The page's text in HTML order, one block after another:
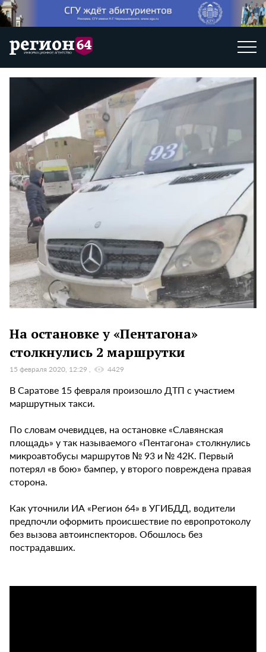
На остановке у «Пентагона»
столкнулись 2 маршрутки
15 февраля 2020, 12:29 4429
В Саратове 15 февраля произошло ДТП с участием
маршрутных такси.
По словам очевидцев, на остановке «Славянская
площадь» у так называемого «Пентагона» столкнулись
микроавтобусы маршрутов № 93 и № 42К. Первый
потерял «в бою» бампер, у второго повреждена правая
сторона.
Как уточнили ИА «Регион 64» в УГИБДД, водители
предпочли оформить происшествие по европротоколу
без вызова автоинспекторов. Обошлось без
пострадавших.